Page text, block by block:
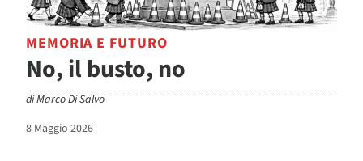
MEMORIA E FUTURO
No, il busto, no
diMarco Di Salvo
8 Maggio 2026